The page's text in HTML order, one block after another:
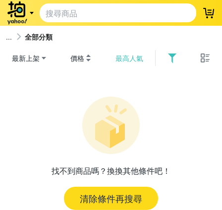
登
全部分類
最新上架 價格 最高人氣
找不到商品嗎？換換其他條件吧！
清除條件再搜尋